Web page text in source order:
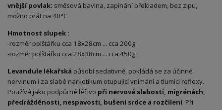
vnější povlak: směsová bavlna, zapínání překladem, bez zipu,
možno prát na 40°C.
Hmotnost slupek :
-rozměr polštářku cca 18x28cm ... cca 200g
-rozměr polštářku cca 28x38cm ... cca 450g
Levandule lékařská působí sedativně, pokládá se za účinné
nervinum i za slabé narkotikum otupující vnímání a tlumící reflexy.
Používá jako podpůrné léčivo při nervové slabosti, migrénách,
předrážděnosti, nespavosti, bušení srdce a rozčílení. Při